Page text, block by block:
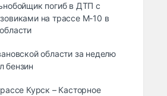
погиб в ДТП с
на трассе М-10 в
области за неделю
бензин
Курск – Касторное